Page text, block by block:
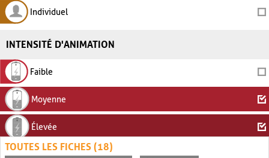
Individuel
INTENSITÉ D'ANIMATION
Faible
Moyenne
Élevée
TOUTES LES FICHES (18)